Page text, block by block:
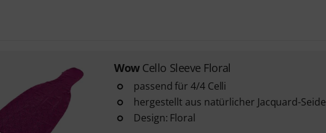
Wow Cello Sleeve Floral
passend für 4/4 Celli
hergestellt aus natürlicher Jacquard-Seide
Design: Floral